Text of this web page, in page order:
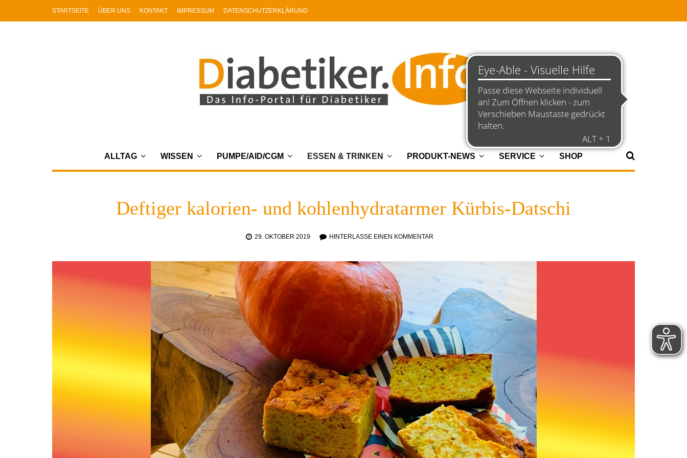
STARTSEITE ÜBER UNS KONTAKT IMPRESSUM DATENSCHUTZERKLÄRUNG
ALLTAG WISSEN PUMPE/AID/CGM ESSEN & TRINKEN PRODUKT-NEWS SERVICE SHOP
Deftiger kalorien- und kohlenhydratarmer Kürbis-Datschi
29. OKTOBER 2019 HINTERLASSE EINEN KOMMENTAR